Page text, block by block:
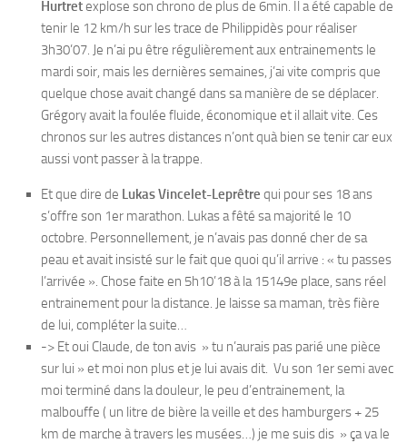
Hurtretexplose son chrono de plus de 6min. Il a été capable de
tenir le 12 km/h sur les trace de Philippidès pour réaliser
3h30’07. Je n’ai pu être régulièrement aux entrainements le
mardi soir, mais les dernières semaines, j’ai vite compris que
quelque chose avait changé dans sa manière de se déplacer.
Grégory avait la foulée fluide, économique et il allait vite. Ces
chronos sur les autres distances n’ont quà bien se tenir car eux
aussi vont passer à la trappe.
Et que dire de Lukas Vincelet-Leprêtre qui pour ses 18 ans
s’offre son 1er marathon. Lukas a fêté sa majorité le 10
octobre. Personnellement, je n’avais pas donné cher de sa
peau et avait insisté sur le fait que quoi qu’il arrive : « tu passes
l’arrivée ». Chose faite en 5h10’18 à la 15149e place, sans réel
entrainement pour la distance. Je laisse sa maman, très fière
de lui, compléter la suite…
-> Et oui Claude, de ton avis » tu n’aurais pas parié une pièce
sur lui » et moi non plus et je lui avais dit. Vu son 1er semi avec
moi terminé dans la douleur, le peu d’entrainement, la
malbouffe ( un litre de bière la veille et des hamburgers + 25
km de marche à travers les musées…) je me suis dis » ça va le